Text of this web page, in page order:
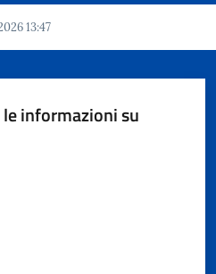
13:47
informazioni su